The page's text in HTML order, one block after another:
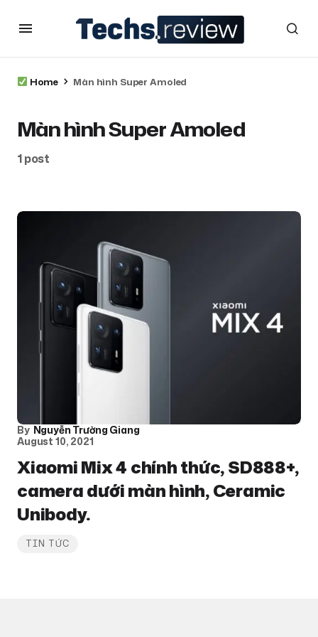
Home Màn hình Super Amoled
Màn hình Super Amoled
1 post
By Nguyễn Trường Giang
August 10, 2021
Xiaomi Mix 4 chính thức, SD888+,
camera dưới màn hình, Ceramic
Unibody.
TIN TỨC